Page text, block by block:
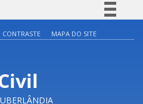
Legislação
MAPA DO SITE